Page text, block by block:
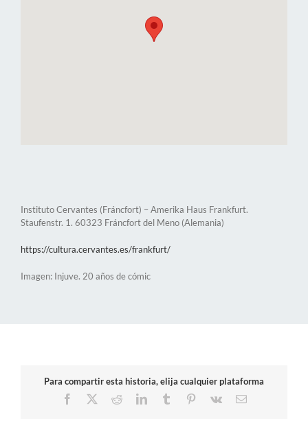
Instituto Cervantes (Fráncfort) – Amerika Haus Frankfurt.
Staufenstr. 1. 60323 Fráncfort del Meno (Alemania)
https://cultura.cervantes.es/frankfurt/
Imagen: Injuve. 20 años de cómic
Para compartir esta historia, elija cualquier plataforma
Facebook
RedditLinkedInTumblr Pinterest
Vk
Correo